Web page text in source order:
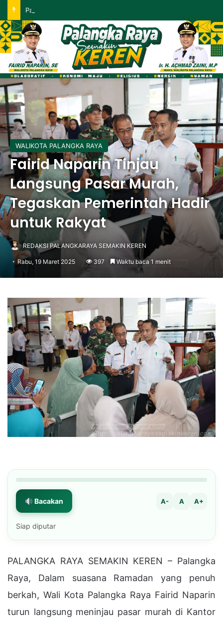
WALIKOTA PALANGKA RAYA
Fairid Naparin Tinjau
Langsung Pasar Murah,
Tegaskan Pemerintah Hadir
untuk Rakyat
REDAKSI PALANGKARAYA SEMAKIN KEREN
Rabu, 19 Maret 2025 397 Waktu baca 1 menit
Bacakan A- A A+
Siap diputar
PALANGKA RAYA SEMAKIN KEREN – Palangka
Raya, Dalam suasana Ramadan yang penuh
berkah, Wali Kota Palangka Raya Fairid Naparin
turun langsung meninjau pasar murah di Kantor